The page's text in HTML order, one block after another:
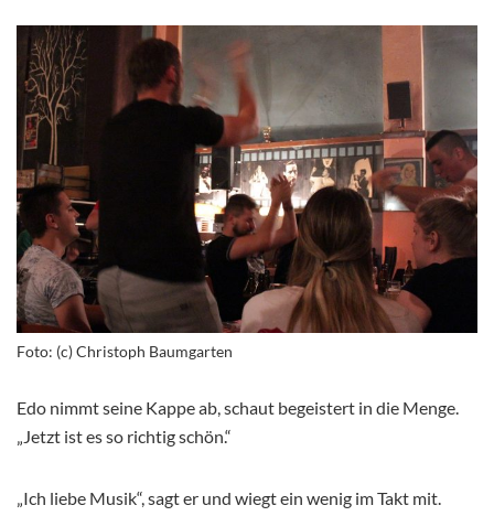
Foto: (c) Christoph Baumgarten
Edo nimmt seine Kappe ab, schaut begeistert in die Menge.
„Jetzt ist es so richtig schön.“
„Ich liebe Musik“, sagt er und wiegt ein wenig im Takt mit.